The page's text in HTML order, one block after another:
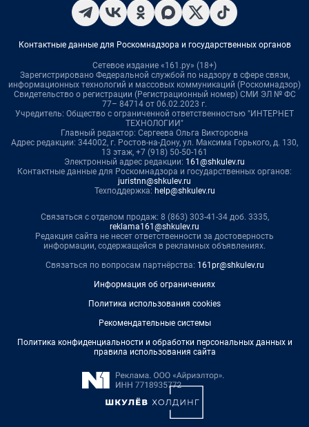
Контактные данные для Роскомнадзора и государственных органов
Сетевое издание «161.ру» (18+)
Зарегистрировано Федеральной службой по надзору в сфере связи,
информационных технологий и массовых коммуникаций (Роскомнадзор)
Свидетельство о регистрации (Регистрационный номер) СМИ ЭЛ № ФС
77– 84714 от 06.02.2023 г.
Учредитель: Общество с ограниченной ответственностью "ИНТЕРНЕТ
ТЕХНОЛОГИИ"
Главный редактор: Сергеева Ольга Викторовна
Адрес редакции: 344002, г. Ростов-на-Дону, ул. Максима Горького, д. 130,
13 этаж, +7 (918) 50-50-161
Электронный адрес редакции: 161@shkulev.ru
Контактные данные для Роскомнадзора и государственных органов:
juristnn@shkulev.ru
Техподдержка: help@shkulev.ru
Связаться с отделом продаж: 8 (863) 303-41-34 доб. 3335,
reklama161@shkulev.ru
Редакция сайта не несет ответственности за достоверность
информации, содержащейся в рекламных объявлениях.
Связаться по вопросам партнёрства: 161pr@shkulev.ru
Информация об ограничениях
Политика использования cookies
Рекомендательные системы
Политика конфиденциальности и обработки персональных данных и
правила использования сайта